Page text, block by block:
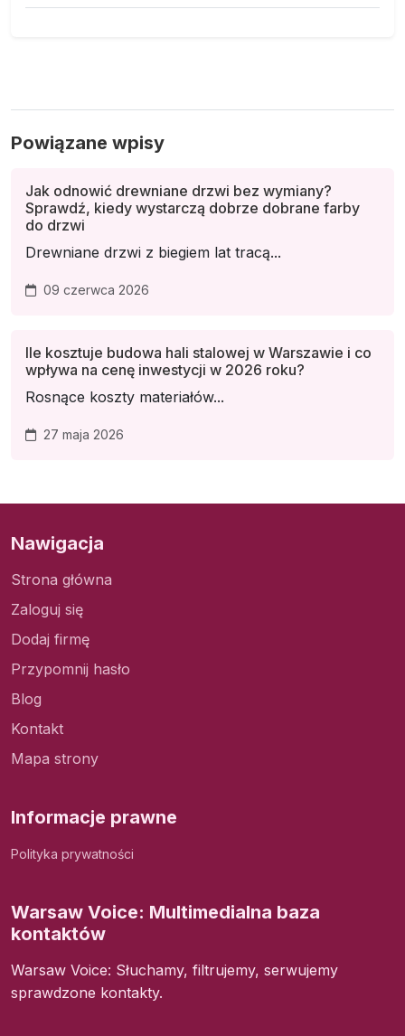
Powiązane wpisy
Jak odnowić drewniane drzwi bez wymiany?
Sprawdź, kiedy wystarczą dobrze dobrane farby
do drzwi
Drewniane drzwi z biegiem lat tracą...
09 czerwca 2026
Ile kosztuje budowa hali stalowej w Warszawie i co
wpływa na cenę inwestycji w 2026 roku?
Rosnące koszty materiałów...
27 maja 2026
Nawigacja
Strona główna
Zaloguj się
Dodaj firmę
Przypomnij hasło
Blog
Kontakt
Mapa strony
Informacje prawne
Polityka prywatności
Warsaw Voice: Multimedialna baza
kontaktów
Warsaw Voice: Słuchamy, filtrujemy, serwujemy
sprawdzone kontakty.